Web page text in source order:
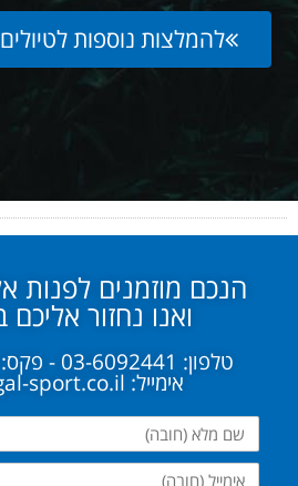
להמלצות נוספות
הנכם מוזמנים לפנות
ואנו נחזור
אימייל: Office@gal-sport.co.il
שם
מלא
אימייל